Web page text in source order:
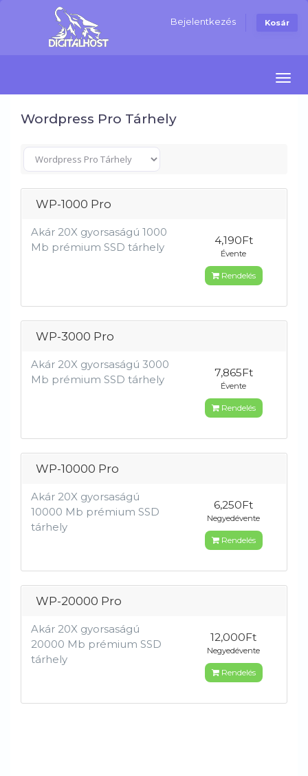
Bejelentkezés Kosár
Wordpress Pro Tárhely
WP-1000 Pro
Akár 20X gyorsaságú 1000
Mb prémium SSD tárhely
4,190Ft
Évente
Rendelés
WP-3000 Pro
Akár 20X gyorsaságú 3000
Mb prémium SSD tárhely
7,865Ft
Évente
Rendelés
WP-10000 Pro
Akár 20X gyorsaságú
10000 Mb prémium SSD
tárhely
6,250Ft
Negyedévente
Rendelés
WP-20000 Pro
Akár 20X gyorsaságú
20000 Mb prémium SSD
tárhely
12,000Ft
Negyedévente
Rendelés